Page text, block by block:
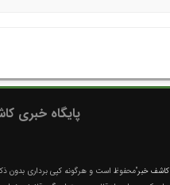
پایگاه خبری
کاشف خبر"محفوظ است و هرگونه کپی برداری بدون